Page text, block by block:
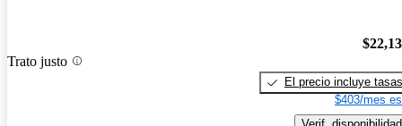
Trato justo
El precio incluye tasas
$403/mes